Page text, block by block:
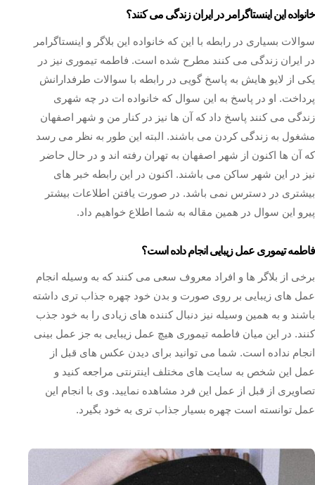
خانواده این اینستاگرامر در ایران زندگی می کنند؟
سوالات بسیاری در رابطه با این که خانواده این بلاگر و اینستاگرامر
در ایران زندگی می کنند مطرح شده است. فاطمه تیموری نیز در
یکی از لایو هایش به پاسخ گویی در رابطه با سوالات طرفدارانش
پرداخت. او در پاسخ به این سوال که خانواده ات در چه شهری
زندگی می کنند پاسخ داد که آن ها نیز در کنار من و شهر اصفهان
مشغول به زندگی کردن می باشند. البته این طور به نظر می رسد
که آن ها اکنون از شهر اصفهان به تهران رفته اند و در حال حاضر
نیز در این شهر ساکن می باشند. اکنون در این رابطه خبر های
بیشتری در دسترس نمی باشد. در صورت یافتن اطلاعات بیشتر
پیرو این سوال در همین مقاله به شما اطلاع خواهیم داد.
فاطمه تیموری عمل زیبایی انجام داده است؟
برخی از بلاگر ها و افراد معروف سعی می کنند که به وسیله انجام
عمل های زیبایی بر روی صورت و بدن خود چهره جذاب تری داشته
باشند و به همین وسیله نیز دنبال کننده های زیادی را به خود جذب
کنند. در این میان فاطمه تیموری هیچ عمل زیبایی به جز عمل بینی
انجام نداده است. شما می توانید برای دیدن عکس های قبل از
عمل این شخص به سایت های مختلف اینترنتی مراجعه کنید و
تصاویری از قبل از عمل این فرد مشاهده نمایید. وی با انجام این
عمل توانسته است چهره بسیار جذاب تری به خود بگیرد.